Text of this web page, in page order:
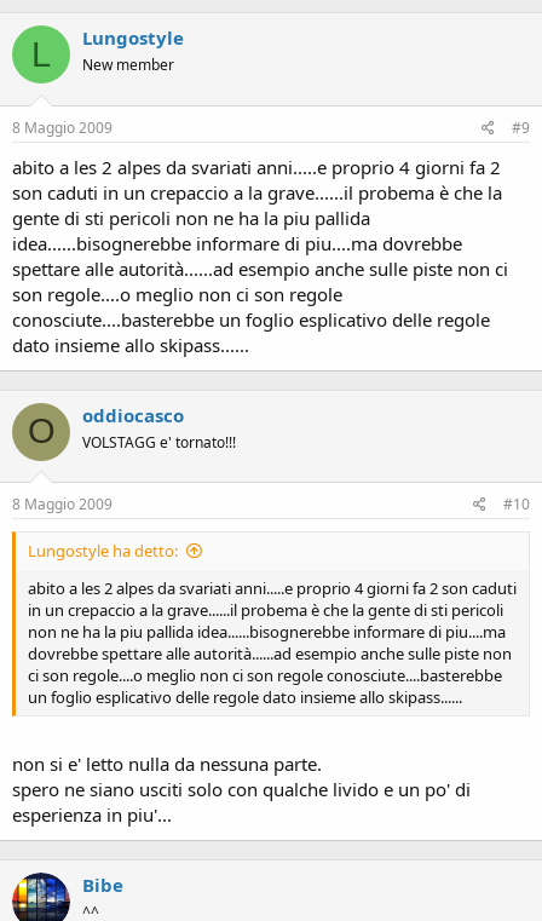
L Lungostyle
New member
8 Maggio 2009 #9
abito a les 2 alpes da svariati anni.....e proprio 4 giorni fa 2
son caduti in un crepaccio a la grave......il probema è che la
gente di sti pericoli non ne ha la piu pallida
idea......bisognerebbe informare di piu....ma dovrebbe
spettare alle autorità......ad esempio anche sulle piste non ci
son regole....o meglio non ci son regole
conosciute....basterebbe un foglio esplicativo delle regole
dato insieme allo skipass......
O oddiocasco
VOLSTAGG e' tornato!!!
8 Maggio 2009 #10
Lungostyle ha detto:
abito a les 2 alpes da svariati anni.....e proprio 4 giorni fa 2 son caduti
in un crepaccio a la grave......il probema è che la gente di sti pericoli
non ne ha la piu pallida idea......bisognerebbe informare di piu....ma
dovrebbe spettare alle autorità......ad esempio anche sulle piste non
ci son regole....o meglio non ci son regole conosciute....basterebbe
un foglio esplicativo delle regole dato insieme allo skipass......
non si e' letto nulla da nessuna parte.
spero ne siano usciti solo con qualche livido e un po' di
esperienza in piu'...
Bibe
^^